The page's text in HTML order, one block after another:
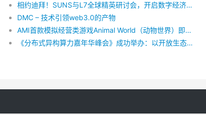
相约迪拜！SUNS与L7全球精英研讨会，开启数字经济新生态,SUNS震撼起航！
DMC – 技术引领web3.0的产物
AMI首款模拟经营类游戏Animal World（动物世界）即将上线，成为链游市场的耀眼之星！
《分布式异构算力嘉年华峰会》成功举办：以开放生态共筑“智启未来·算力无界”